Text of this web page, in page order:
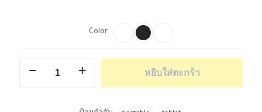
Color
หยิบใส่ตะกร้า